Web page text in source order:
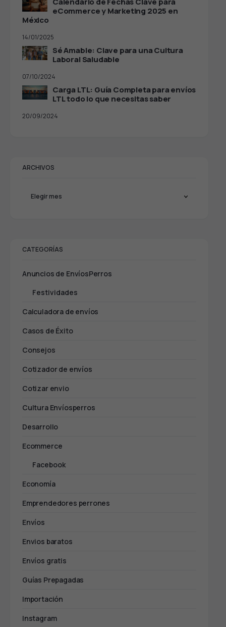
eCommerce y Marketing 2025 en
México
14/01/2025
Sé Amable: Clave para una Cultura
Laboral Saludable
07/10/2024
Carga LTL: Guía Completa para envíos
LTL todo lo que necesitas saber
20/09/2024
ARCHIVOS
CATEGORÍAS
Anuncios de EnvíosPerros
Festividades
Calculadora de envíos
Casos de Éxito
Consejos
Cotizador de envíos
Cotizar envio
Cultura Envíosperros
Desarrollo
Ecommerce
Facebook
Economía
Emprendedores perrones
Envíos
Envios baratos
Envíos gratis
Guías Prepagadas
Importación
Instagram